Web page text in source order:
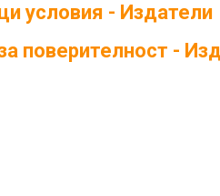
условия - Издатели
поверителност -